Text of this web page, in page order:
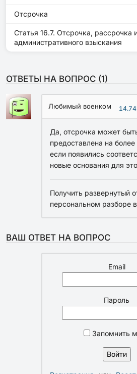
Отсрочка
Статья 16.7. Отсрочка, рассрочка
административного взыскания
ОТВЕТЫ НА ВОПРОС (1)
Любимый военком
Да, отсрочка может
предоставлена на
если появились
новые основания для
Получить развернутый
персональном разборе в
ВАШ ОТВЕТ НА ВОПРОС
Email
Пароль
Запомнить